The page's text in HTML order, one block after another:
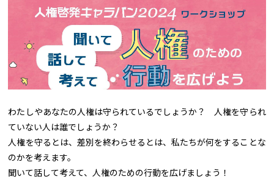
わたしやあなたの人権は守られているでしょうか？ 人権を守られ
ていない人は誰でしょうか？
人権を守るとは、差別を終わらせるとは、私たちが何をすることな
のかを考えます。
聞いて話して考えて、人権のための行動を広げましょう！